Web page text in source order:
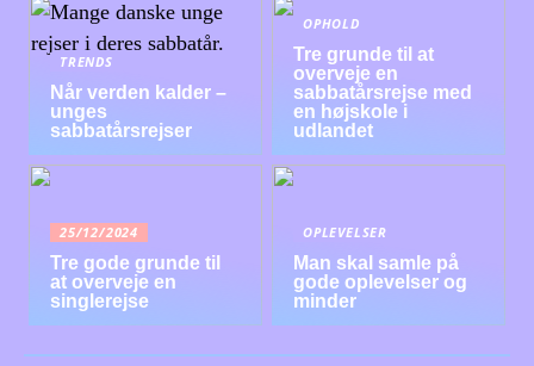
TRENDS
Når verden kalder –
unges
sabbatårsrejser
OPHOLD
Tre grunde til at
overveje en
sabbatårsrejse med
en højskole i
udlandet
25/12/2024
Tre gode grunde til
at overveje en
singlerejse
OPLEVELSER
Man skal samle på
gode oplevelser og
minder